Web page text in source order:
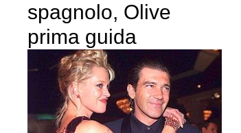
spagnolo, Olive
prima guida